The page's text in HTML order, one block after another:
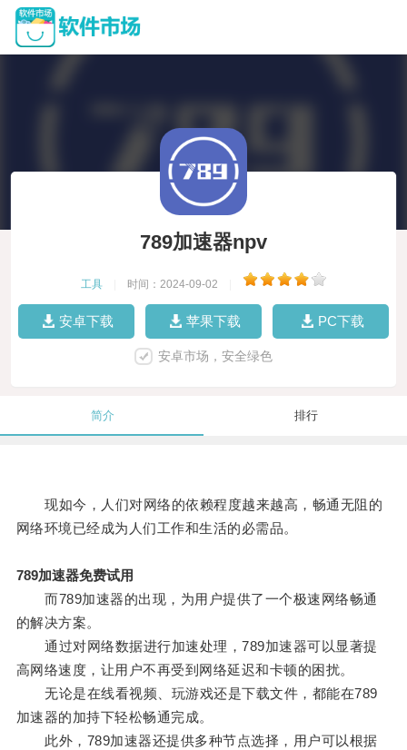
789加速器npv
工具 时间：2024-09-02
安卓下载 苹果下载 PC下载
安卓市场，安全绿色
简介 排行
现如今，人们对网络的依赖程度越来越高，畅通无阻的
网络环境已经成为人们工作和生活的必需品。
789加速器免费试用
而789加速器的出现，为用户提供了一个极速网络畅通
的解决方案。
通过对网络数据进行加速处理，789加速器可以显著提
高网络速度，让用户不再受到网络延迟和卡顿的困扰。
无论是在线看视频、玩游戏还是下载文件，都能在789
加速器的加持下轻松畅通完成。
此外，789加速器还提供多种节点选择，用户可以根据